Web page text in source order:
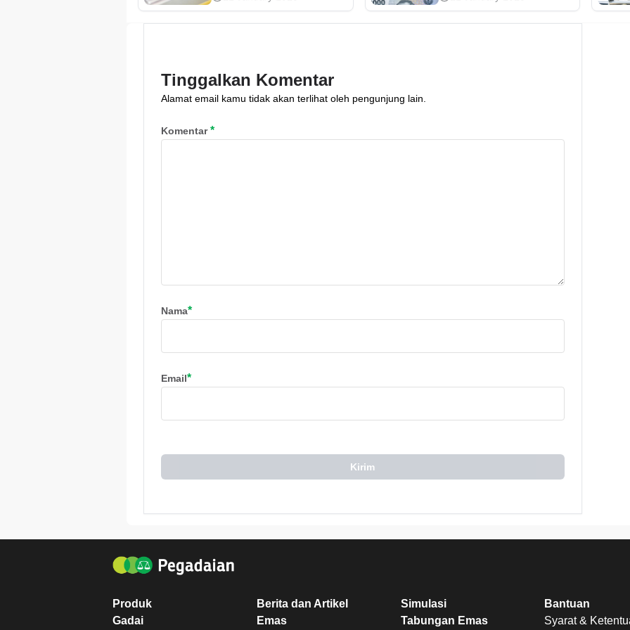
yang menawarkan.
Simak yuk!
dengan negara lainnya.
Tinggalkan Komentar
Alamat email kamu tidak akan terlihat oleh pengunjung lain.
Komentar*
Nama*
Email*
Kirim
Produk
Gadai
Berita dan Artikel
Emas
Simulasi
Tabungan Emas
Bantuan
Syarat &